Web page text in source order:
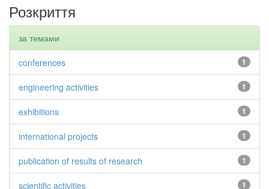
Розкриття
за темами
1
conferences
1
engineering activities
1
exhibitions
1
international projects
1
publication of results of research
1
scientific activities